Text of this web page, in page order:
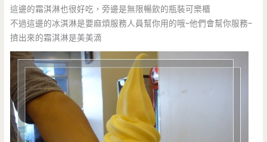
這邊的霜淇淋也很好吃，旁邊是無限暢飲的瓶裝可樂櫃
不過這邊的冰淇淋是要麻煩服務人員幫你用的哦~他們會幫你服務~
擠出來的霜淇淋是美美滴